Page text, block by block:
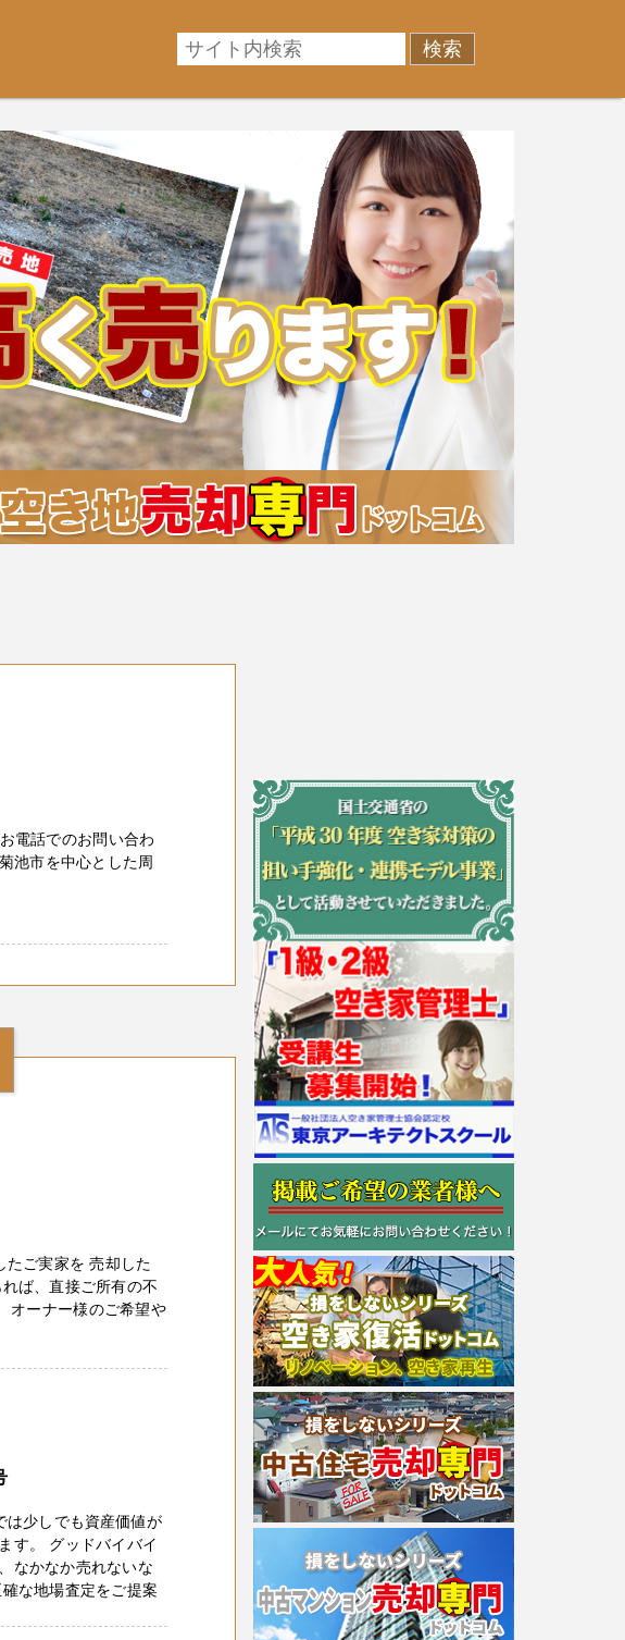
は時間はかかるが相場に準じた売却金額、「買取」は短期ではあるが相場よ
続不動産など、不動産売却のお悩みを全国の専門家が解決致します！
話でのお問い合わ
市を中心とした周
ご実家を 売却した
ば、直接ご所有の不
ーナー様のご希望や
少しでも資産価値が
す。 グッドバイバイ
なかなか売れないな
な地場査定をご提案